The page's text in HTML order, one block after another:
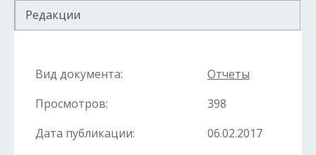
Редакции
Вид документа:
Отчеты
Просмотров:
398
Дата публикации:
06.02.2017